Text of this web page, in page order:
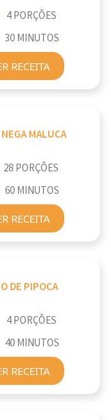
4 PORÇÕES
30 MINUTOS
RECEITA
MALUCA
28 PORÇÕES
60 MINUTOS
RECEITA
DE PIPOCA
4 PORÇÕES
40 MINUTOS
RECEITA